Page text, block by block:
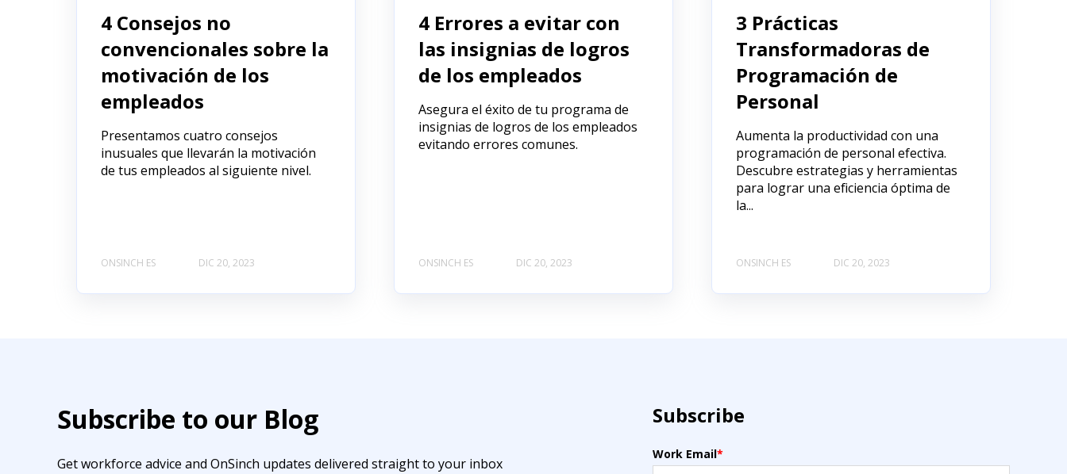
4 Consejos no
convencionales sobre la
motivación de los
empleados
Presentamos cuatro consejos
inusuales que llevarán la motivación
de tus empleados al siguiente nivel.
ONSINCH ES DIC 20, 2023
4 Errores a evitar con
las insignias de logros
de los empleados
Asegura el éxito de tu programa de
insignias de logros de los empleados
evitando errores comunes.
ONSINCH ES DIC 20, 2023
3 Prácticas
Transformadoras de
Programación de
Personal
Aumenta la productividad con una
programación de personal efectiva.
Descubre estrategias y herramientas
para lograr una eficiencia óptima de
la...
ONSINCH ES DIC 20, 2023
Subscribe to our Blog
Get workforce advice and OnSinch updates delivered straight to your inbox
Subscribe
Work Email*